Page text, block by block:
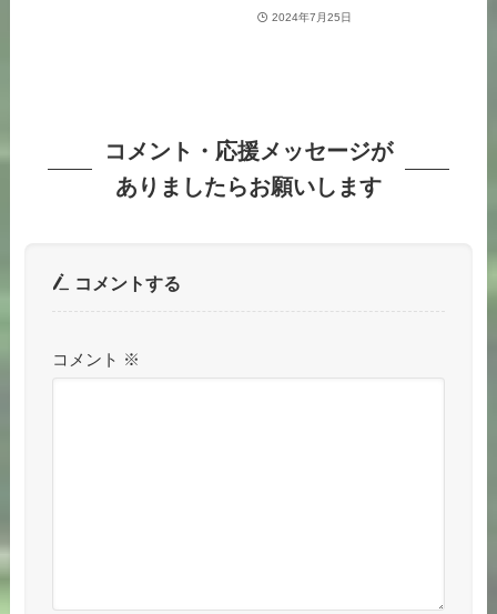
2024年7月25日
コメント・応援メッセージが
ありましたらお願いします
コメントする
コメント ※